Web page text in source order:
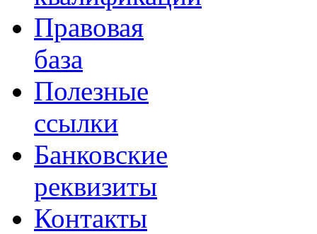
Правовая
база
Полезные
ссылки
Банковские
реквизиты
Контакты